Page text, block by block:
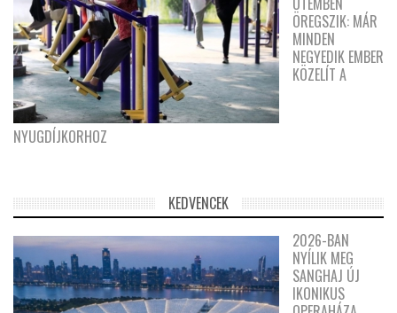
ÖREGSZIK: MÁR
MINDEN
NEGYEDIK EMBER
KÖZELÍT A
NYUGDÍJKORHOZ
KEDVENCEK
2026-BAN
NYÍLIK MEG
SANGHAJ ÚJ
IKONIKUS